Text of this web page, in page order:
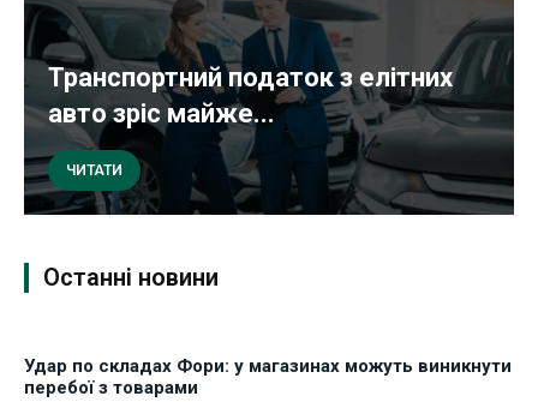
Транспортний податок з елітних
авто зріс майже...
ЧИТАТИ
Останні новини
Удар по складах Фори: у магазинах можуть виникнути
перебої з товарами